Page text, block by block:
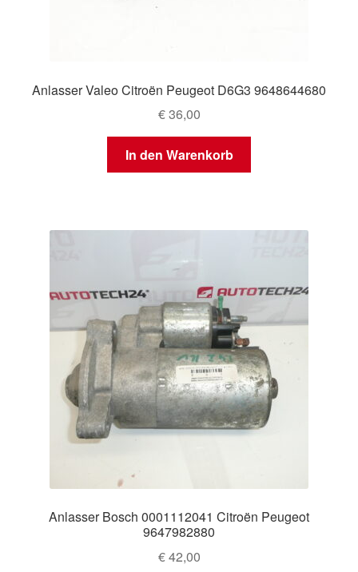
Anlasser Valeo Citroën Peugeot D6G3 9648644680
€36,00
In den Warenkorb
Anlasser Bosch 0001112041 Citroën Peugeot
9647982880
€42,00